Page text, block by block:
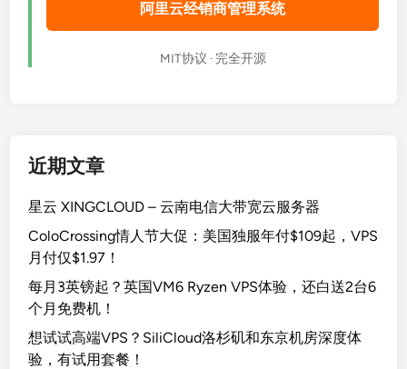
真
香
？
阿里云经销商管理系统
MIT协议 · 完全开源
近期文章
星云 XINGCLOUD – 云南电信大带宽云服务器
ColoCrossing情人节大促：美国独服年付$109起，VPS
月付仅$1.97！
每月3英镑起？英国VM6 Ryzen VPS体验，还白送2台6
个月免费机！
想试试高端VPS？SiliCloud洛杉矶和东京机房深度体
验，有试用套餐！